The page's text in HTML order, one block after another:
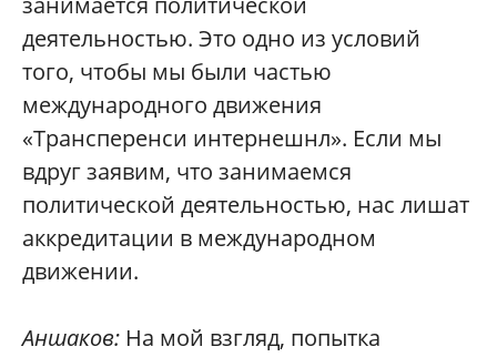
деятельностью. Это одно из условий
того, чтобы мы были частью
международного движения
«Трансперенси интернешнл». Если мы
вдруг заявим, что занимаемся
политической деятельностью, нас лишат
аккредитации в международном
движении.
Аншаков: На мой взгляд, попытка